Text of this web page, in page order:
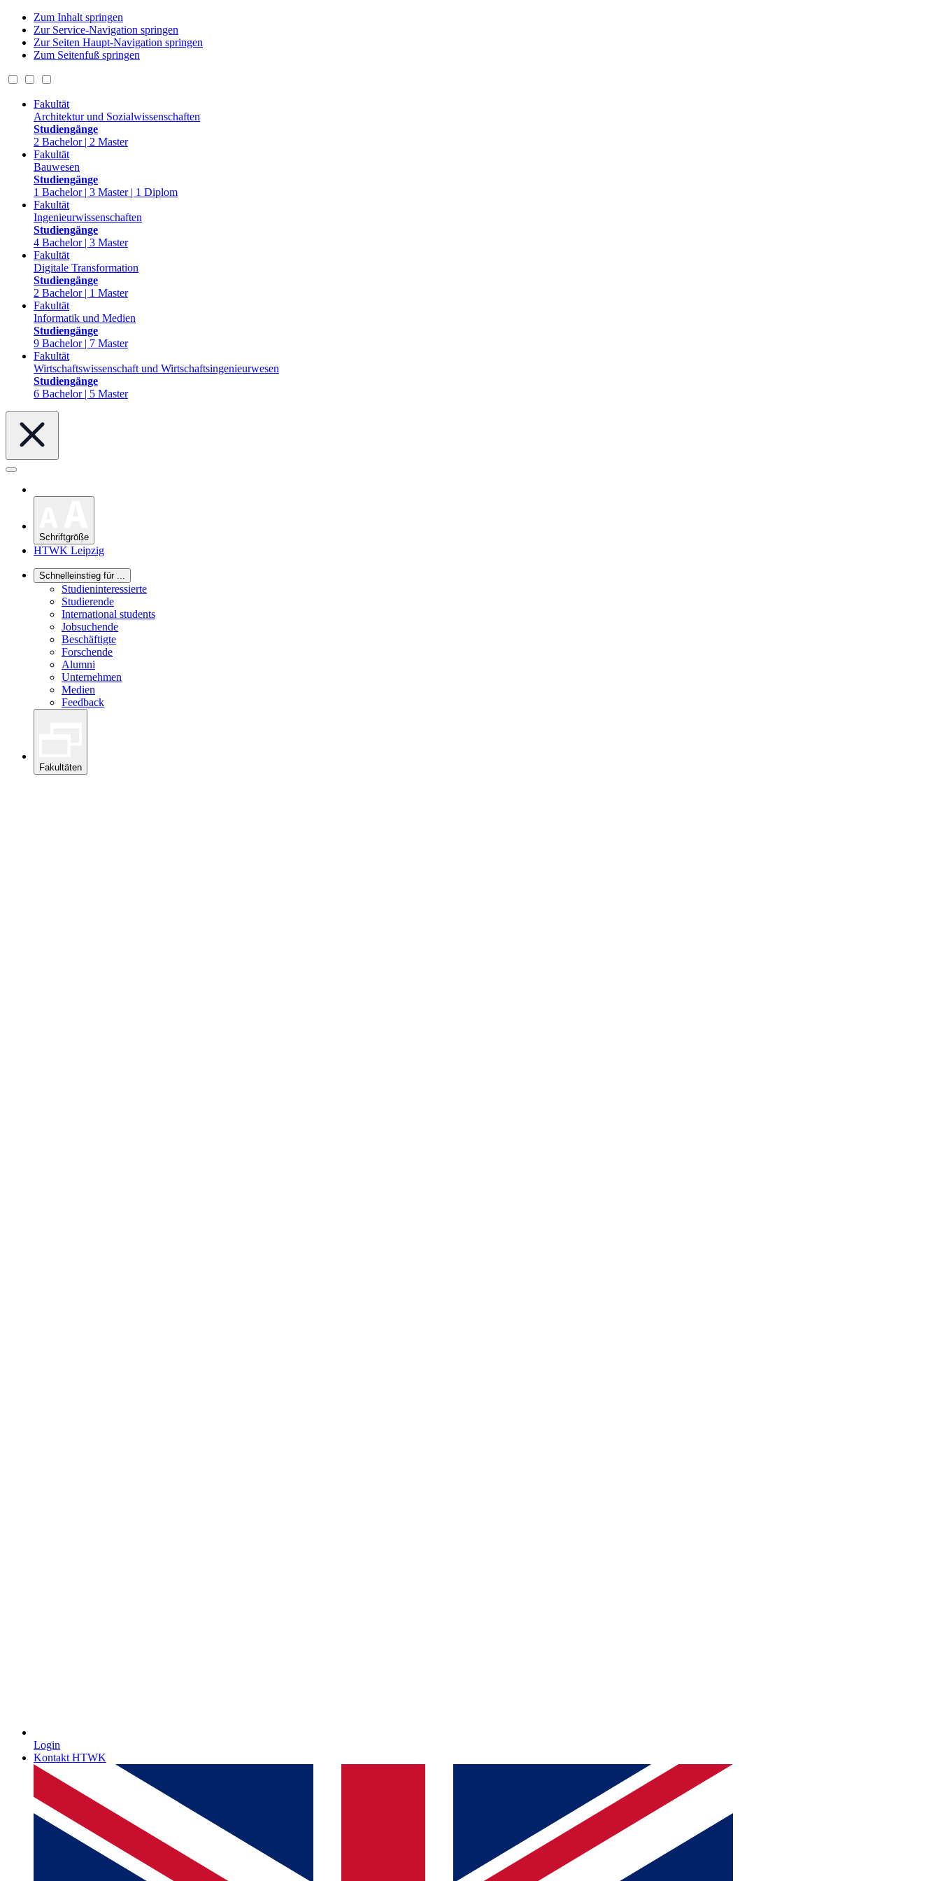
Zum Inhalt springen
Zur Service-Navigation springen
Zur Seiten Haupt-Navigation springen
Zum Seitenfuß springen
Fakultät
Architektur und Sozialwissenschaften
Studiengänge
2 Bachelor | 2 Master
Fakultät
Bauwesen
Studiengänge
1 Bachelor | 3 Master | 1 Diplom
Fakultät
Ingenieurwissenschaften
Studiengänge
4 Bachelor | 3 Master
Fakultät
Digitale Transformation
Studiengänge
2 Bachelor | 1 Master
Fakultät
Informatik und Medien
Studiengänge
9 Bachelor | 7 Master
Fakultät
Wirtschaftswissenschaft und Wirtschaftsingenieurwesen
Studiengänge
6 Bachelor | 5 Master
Schriftgröße
HTWK Leipzig
Schnelleinstieg für ...
Studieninteressierte
Studierende
International students
Jobsuchende
Beschäftigte
Forschende
Alumni
Unternehmen
Medien
Feedback
Fakultäten
Login
Kontakt HTWK